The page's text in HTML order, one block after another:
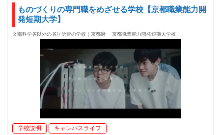
ものづくりの専門職をめざせる学校【京都職業能力開
発短期大学】
文部科学省以外の省庁所管の学校｜京都府 京都職業能力開発短期大学校
学校説明 キャンパスライフ